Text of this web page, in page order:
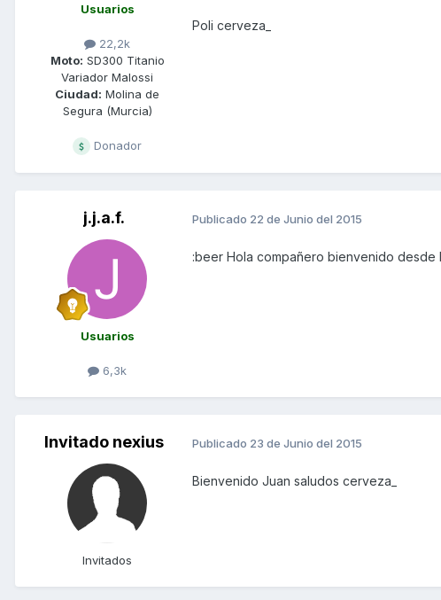
Usuarios
22,2k
Moto: SD300 Titanio
Variador Malossi
Ciudad: Molina de
Segura (Murcia)
Donador
Poli cerveza_
j.j.a.f.
Usuarios
6,3k
Publicado 22 de Junio del 2015
:beer Hola compañero bienvenido desde
Invitado nexius
Invitados
Publicado 23 de Junio del 2015
Bienvenido Juan saludos cerveza_